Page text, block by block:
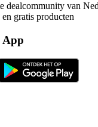
dealcommunity van
gratis producten
App